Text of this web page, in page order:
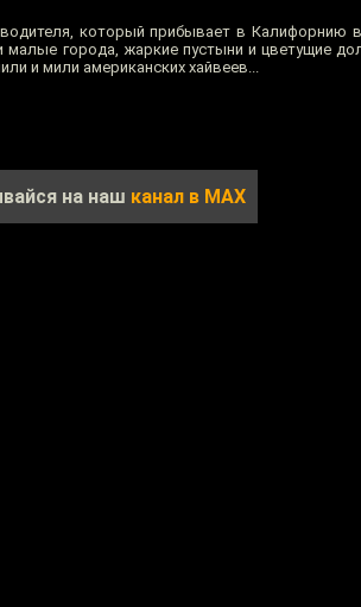
который прибывает в Калифорнию
города, жаркие пустыни и цветущие
и мили американских хайвеев...
на наш канал в MAX